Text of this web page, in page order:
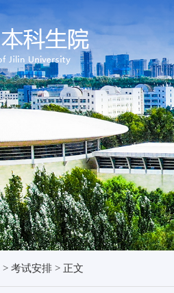
> 考试安排 > 正文